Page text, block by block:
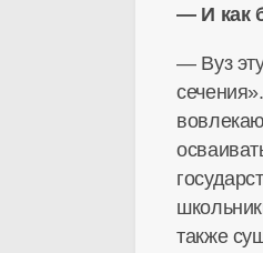
— И как
— Вуз
также